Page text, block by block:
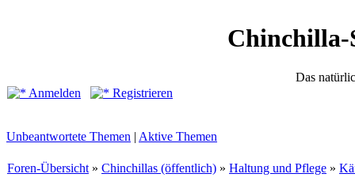
Chinchilla-
Das
Anmelden
Registrieren
Unbeantwortete Themen | Aktive Themen
Foren-Übersicht » Chinchillas (öffentlich) » Haltung und Pflege »